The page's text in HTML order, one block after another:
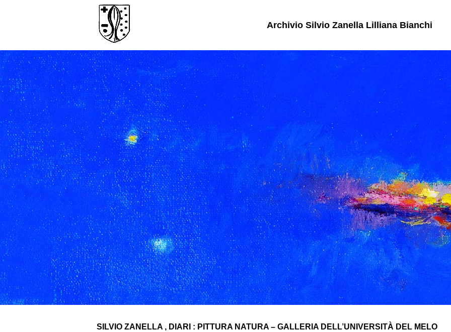
Archivio Silvio Zanella Lilliana Bianchi
SILVIO ZANELLA , DIARI : PITTURA NATURA – GALLERIA DELL’UNIVERSITÀ DEL MELO